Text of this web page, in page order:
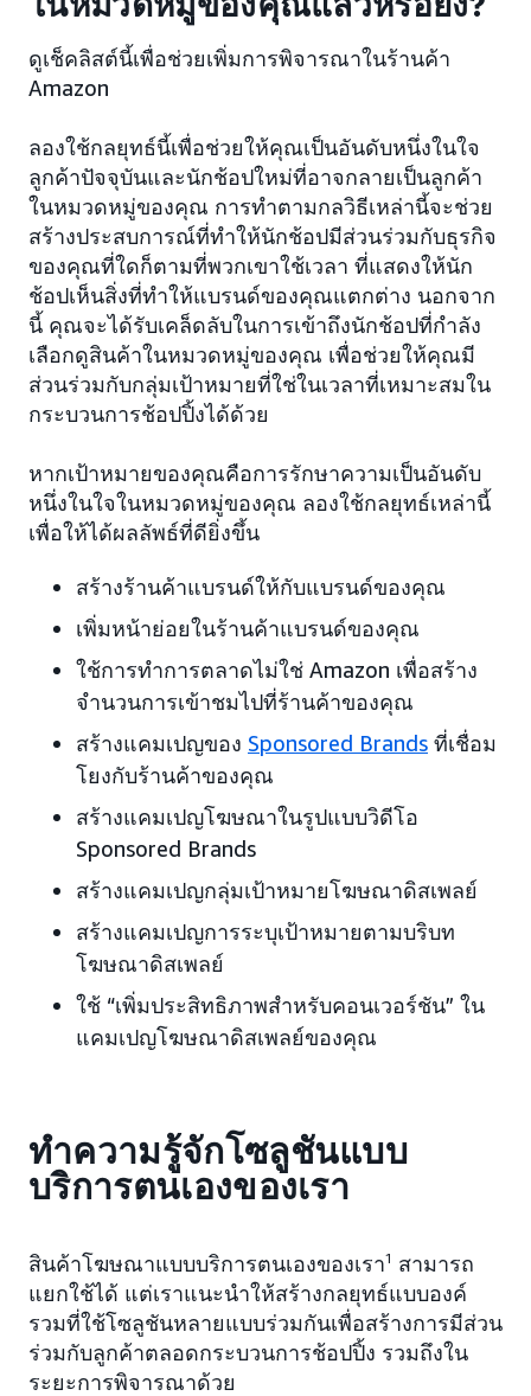
ดูเช็คลิสต์นี้เพื่อช่วยเพิ่มการพิจารณาในร้านค้า
Amazon
ลองใช้กลยุทธ์นี้เพื่อช่วยให้คุณเป็นอันดับหนึ่งในใจ
ลูกค้าปัจจุบันและนักช้อปใหม่ที่อาจกลายเป็นลูกค้า
ในหมวดหมู่ของคุณ การทำตามกลวิธีเหล่านี้จะช่วย
สร้างประสบการณ์ที่ทำให้นักช้อปมีส่วนร่วมกับธุรกิจ
ของคุณที่ใดก็ตามที่พวกเขาใช้เวลา ที่แสดงให้นัก
ช้อปเห็นสิ่งที่ทำให้แบรนด์ของคุณแตกต่าง นอกจาก
นี้ คุณจะได้รับเคล็ดลับในการเข้าถึงนักช้อปที่กำลัง
เลือกดูสินค้าในหมวดหมู่ของคุณ เพื่อช่วยให้คุณมี
ส่วนร่วมกับกลุ่มเป้าหมายที่ใช่ในเวลาที่เหมาะสมใน
กระบวนการช้อปปิ้งได้ด้วย
หากเป้าหมายของคุณคือการรักษาความเป็นอันดับ
หนึ่งในใจในหมวดหมู่ของคุณ ลองใช้กลยุทธ์เหล่านี้
เพื่อให้ได้ผลลัพธ์ที่ดียิ่งขึ้น
สร้างร้านค้าแบรนด์ให้กับแบรนด์ของคุณ
เพิ่มหน้าย่อยในร้านค้าแบรนด์ของคุณ
ใช้การทำการตลาดไม่ใช่ Amazon เพื่อสร้าง
จำนวนการเข้าชมไปที่ร้านค้าของคุณ
สร้างแคมเปญของ Sponsored Brands ที่เชื่อม
โยงกับร้านค้าของคุณ
สร้างแคมเปญโฆษณาในรูปแบบวิดีโอ
Sponsored Brands
สร้างแคมเปญกลุ่มเป้าหมายโฆษณาดิสเพลย์
สร้างแคมเปญการระบุเป้าหมายตามบริบท
โฆษณาดิสเพลย์
ใช้ “เพิ่มประสิทธิภาพสำหรับคอนเวอร์ชัน” ใน
แคมเปญโฆษณาดิสเพลย์ของคุณ
ทำความรู้จักโซลูชันแบบ
บริการตนเองของเรา
สินค้าโฆษณาแบบบริการตนเองของเรา1
สามารถ
แยกใช้ได้ แต่เราแนะนำให้สร้างกลยุทธ์แบบองค์
รวมที่ใช้โซลูชันหลายแบบร่วมกันเพื่อสร้างการมีส่วน
ร่วมกับลูกค้าตลอดกระบวนการช้อปปิ้ง รวมถึงใน
ระยะการพิจารณาด้วย